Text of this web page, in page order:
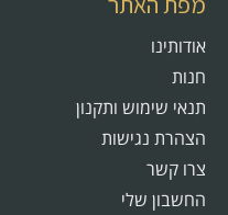
אודותינו
חנות
תנאי שימוש ותקנון
הצהרת נגישות
צרו קשר
החשבון שלי